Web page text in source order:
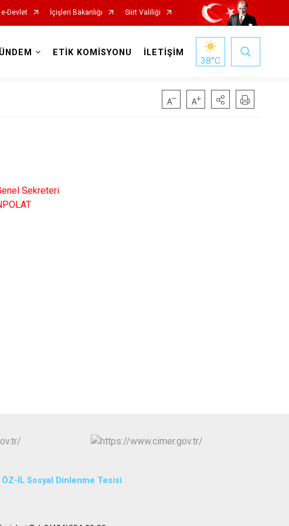
e-Devlet İçişleri Bakanlığı Siirt Valiliği
ETİK KOMİSYONU İLETİŞİM
38°C
Sekreteri
İL Sosyal Dinlenme Tesisi